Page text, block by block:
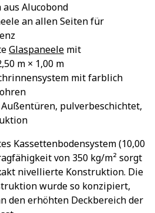
Alucobond
an allen Seiten für
Glaspaneele mit
m × 1,00 m
mit farblich
pulverbeschichtet,
Kassettenbodensystem (10,00
von 350 kg/m² sorgt
nivellierte Konstruktion. Die
wurde so konzipiert,
den erhöhten Deckbereich der